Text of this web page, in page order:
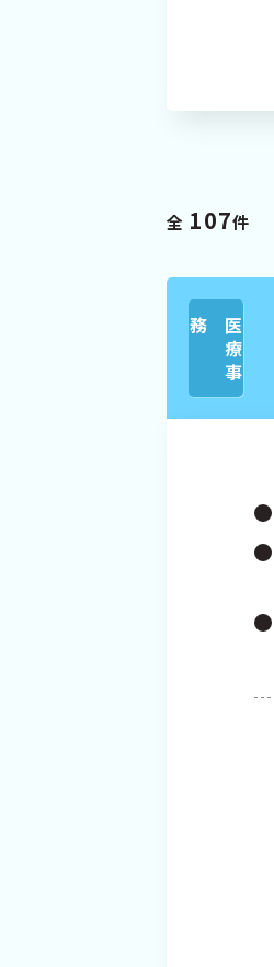
全 107件
医
療
事
務